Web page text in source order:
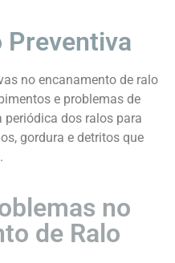
Preventiva
no encanamento de ralo
e problemas de
dos ralos para
gordura e detritos que
no
de Ralo